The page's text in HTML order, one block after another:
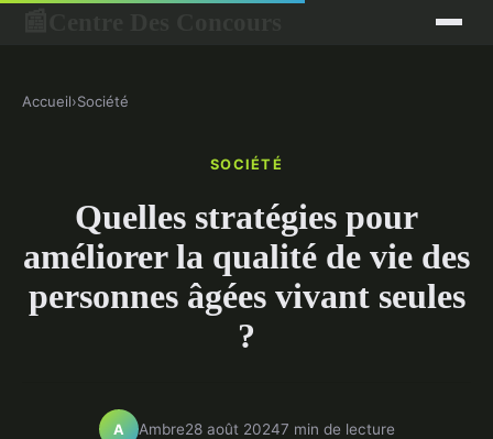
Accueil›Société
SOCIÉTÉ
Quelles stratégies pour
améliorer la qualité de vie des
personnes âgées vivant seules
?
A Ambre28 août 20247 min de lecture